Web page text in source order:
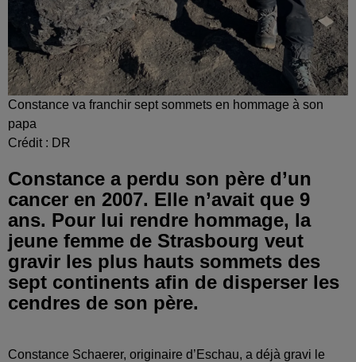
Constance va franchir sept sommets en hommage à son
papa
Crédit : DR
Constance a perdu son père d’un
cancer en 2007. Elle n’avait que 9
ans. Pour lui rendre hommage, la
jeune femme de Strasbourg veut
gravir les plus hauts sommets des
sept continents afin de disperser les
cendres de son père.
Constance Schaerer, originaire d’Eschau, a déjà gravi le